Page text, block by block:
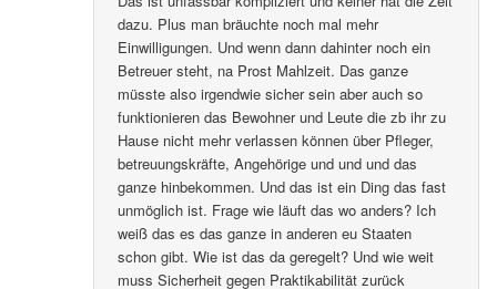
dazu. Plus man bräuchte noch mal mehr
Einwilligungen. Und wenn dann dahinter noch ein
Betreuer steht, na Prost Mahlzeit. Das ganze
müsste also irgendwie sicher sein aber auch so
funktionieren das Bewohner und Leute die zb ihr zu
Hause nicht mehr verlassen können über Pfleger,
betreuungskräfte, Angehörige und und und das
ganze hinbekommen. Und das ist ein Ding das fast
unmöglich ist. Frage wie läuft das wo anders? Ich
weiß das es das ganze in anderen eu Staaten
schon gibt. Wie ist das da geregelt? Und wie weit
muss Sicherheit gegen Praktikabilität zurück